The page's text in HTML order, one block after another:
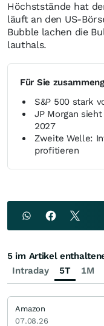
Höchststände hat
läuft an den US-
Bubble lachen die
lauthals.
Für Sie
S&P 500 stark
JP Morgan
2027
Zweite Welle:
profitieren
Intraday 5T 1M
5 im Artikel
Amazon
07.08.26